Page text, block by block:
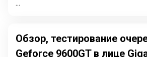
...
Обзор, тестирование
Geforce 9600GT в лице